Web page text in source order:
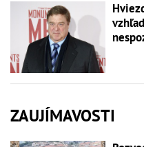
ZAUJÍMAVOSTI